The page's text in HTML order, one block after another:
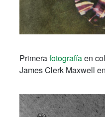
Primerafotografíaen
James Clerk Maxwell